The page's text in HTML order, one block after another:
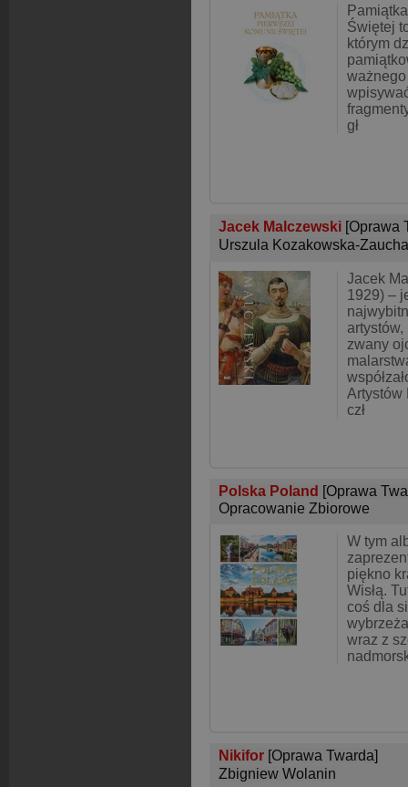
Świętej
którym
gł
Jacek Malczewski [Oprawa
Urszula Kozakowska-Zaucha
Jacek
1929) –
zwany
Artystów
czł
Polska Poland [Oprawa
Opracowanie Zbiorowe
W tym
piękno
Wisłą.
coś dla
wraz z
Nikifor [Oprawa Twarda]
Zbigniew Wolanin